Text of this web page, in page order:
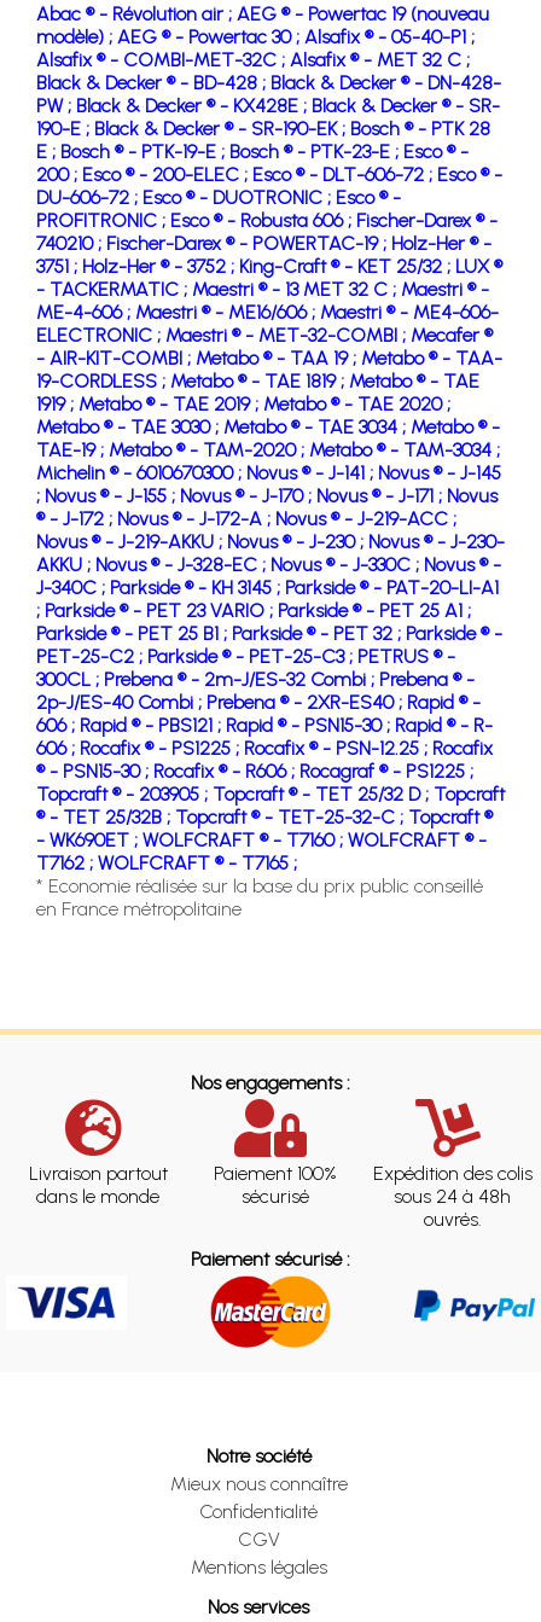
Abac ® - Révolution air ; AEG ® - Powertac 19 (nouveau
modèle) ; AEG ® - Powertac 30 ; Alsafix ® - 05-40-P1 ;
Alsafix ® - COMBI-MET-32C ; Alsafix ® - MET 32 C ;
Black & Decker ® - BD-428 ; Black & Decker ® - DN-428-
PW ; Black & Decker ® - KX428E ; Black & Decker ® - SR-
190-E ; Black & Decker ® - SR-190-EK ; Bosch ® - PTK 28
E ; Bosch ® - PTK-19-E ; Bosch ® - PTK-23-E ; Esco ® -
200 ; Esco ® - 200-ELEC ; Esco ® - DLT-606-72 ; Esco ® -
DU-606-72 ; Esco ® - DUOTRONIC ; Esco ® -
PROFITRONIC ; Esco ® - Robusta 606 ; Fischer-Darex ® -
740210 ; Fischer-Darex ® - POWERTAC-19 ; Holz-Her ® -
3751 ; Holz-Her ® - 3752 ; King-Craft ® - KET 25/32 ; LUX ®
- TACKERMATIC ; Maestri ® - 13 MET 32 C ; Maestri ® -
ME-4-606 ; Maestri ® - ME16/606 ; Maestri ® - ME4-606-
ELECTRONIC ; Maestri ® - MET-32-COMBI ; Mecafer ®
- AIR-KIT-COMBI ; Metabo ® - TAA 19 ; Metabo ® - TAA-
19-CORDLESS ; Metabo ® - TAE 1819 ; Metabo ® - TAE
1919 ; Metabo ® - TAE 2019 ; Metabo ® - TAE 2020 ;
Metabo ® - TAE 3030 ; Metabo ® - TAE 3034 ; Metabo ® -
TAE-19 ; Metabo ® - TAM-2020 ; Metabo ® - TAM-3034 ;
Michelin ® - 6010670300 ; Novus ® - J-141 ; Novus ® - J-145
; Novus ® - J-155 ; Novus ® - J-170 ; Novus ® - J-171 ; Novus
® - J-172 ; Novus ® - J-172-A ; Novus ® - J-219-ACC ;
Novus ® - J-219-AKKU ; Novus ® - J-230 ; Novus ® - J-230-
AKKU ; Novus ® - J-328-EC ; Novus ® - J-330C ; Novus ® -
J-340C ; Parkside ® - KH 3145 ; Parkside ® - PAT-20-LI-A1
; Parkside ® - PET 23 VARIO ; Parkside ® - PET 25 A1 ;
Parkside ® - PET 25 B1 ; Parkside ® - PET 32 ; Parkside ® -
PET-25-C2 ; Parkside ® - PET-25-C3 ; PETRUS ® -
300CL ; Prebena ® - 2m-J/ES-32 Combi ; Prebena ® -
2p-J/ES-40 Combi ; Prebena ® - 2XR-ES40 ; Rapid ® -
606 ; Rapid ® - PBS121 ; Rapid ® - PSN15-30 ; Rapid ® - R-
606 ; Rocafix ® - PS1225 ; Rocafix ® - PSN-12.25 ; Rocafix
® - PSN15-30 ; Rocafix ® - R606 ; Rocagraf ® - PS1225 ;
Topcraft ® - 203905 ; Topcraft ® - TET 25/32 D ; Topcraft
® - TET 25/32B ; Topcraft ® - TET-25-32-C ; Topcraft ®
- WK690ET ; WOLFCRAFT ® - T7160 ; WOLFCRAFT ® -
T7162 ; WOLFCRAFT ® - T7165 ;
* Economie réalisée sur la base du prix public conseillé
en France métropolitaine
Nos engagements :
Livraison partout
dans le monde
Paiement 100%
sécurisé
Expédition des colis
sous 24 à 48h
ouvrés.
Paiement sécurisé :
Notre société
Mieux nous connaître
Confidentialité
CGV
Mentions légales
Nos services